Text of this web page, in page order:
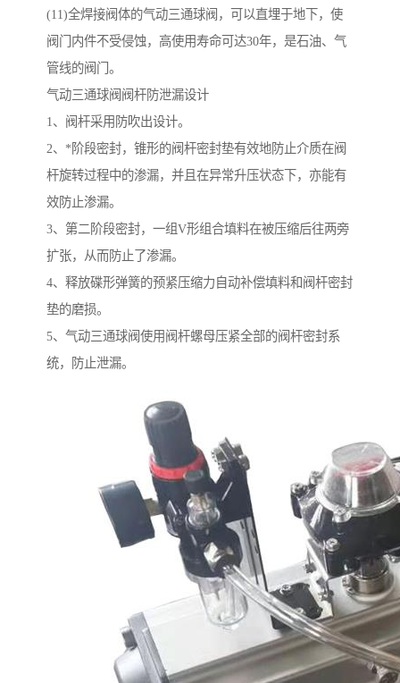
(11)全焊接阀体的气动三通球阀，可以直埋于地下，使
阀门内件不受侵蚀，高使用寿命可达30年，是石油、气
管线的阀门。
气动三通球阀阀杆防泄漏设计
1、阀杆采用防吹出设计。
2、*阶段密封，锥形的阀杆密封垫有效地防止介质在阀
杆旋转过程中的渗漏，并且在异常升压状态下，亦能有
效防止渗漏。
3、第二阶段密封，一组V形组合填料在被压缩后往两旁
扩张，从而防止了渗漏。
4、释放碟形弹簧的预紧压缩力自动补偿填料和阀杆密封
垫的磨损。
5、气动三通球阀使用阀杆螺母压紧全部的阀杆密封系
统，防止泄漏。